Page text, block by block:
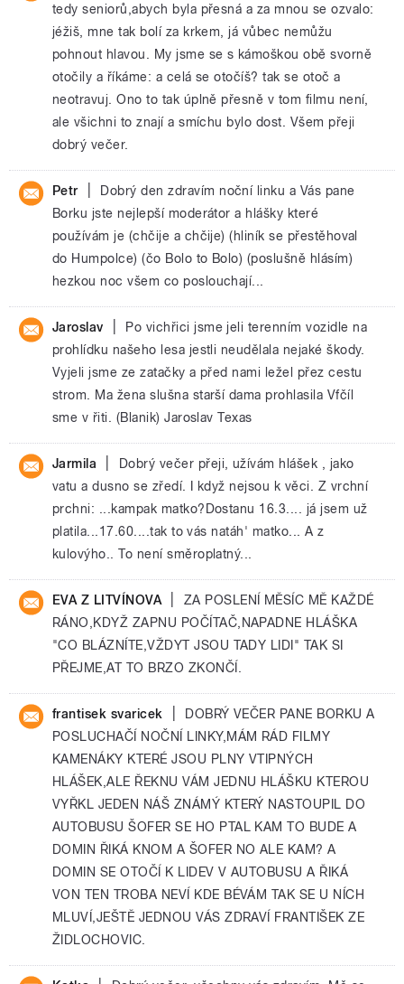
tedy seniorů,abych byla přesná a za mnou se ozvalo:
jéžiš, mne tak bolí za krkem, já vůbec nemůžu
pohnout hlavou. My jsme se s kámoškou obě svorně
otočily a říkáme: a celá se otočíš? tak se otoč a
neotravuj. Ono to tak úplně přesně v tom filmu není,
ale všichni to znají a smíchu bylo dost. Všem přeji
dobrý večer.
Petr
Dobrý den zdravím noční linku a Vás pane
Borku jste nejlepší moderátor a hlášky které
používám je (chčije a chčije) (hliník se přestěhoval
do Humpolce) (čo Bolo to Bolo) (poslušně hlásím)
hezkou noc všem co poslouchají...
Jaroslav
Po vichřici jsme jeli terenním vozidle na
prohlídku našeho lesa jestli neudělala nejaké škody.
Vyjeli jsme ze zatačky a před nami ležel přez cestu
strom. Ma žena slušna starší dama prohlasila Vfčíl
sme v řiti. (Blanik) Jaroslav Texas
Jarmila
Dobrý večer přeji, užívám hlášek , jako
vatu a dusno se zředí. I když nejsou k věci. Z vrchní
prchni: ...kampak matko?Dostanu 16.3.... já jsem už
platila...17.60....tak to vás natáh' matko... A z
kulovýho.. To není směroplatný...
EVA Z LITVÍNOVA
ZA POSLENÍ MĚSÍC MĚ KAŽDÉ
RÁNO,KDYŽ ZAPNU POČÍTAČ,NAPADNE HLÁŠKA
"CO BLÁZNÍTE,VŽDYT JSOU TADY LIDI" TAK SI
PŘEJME,AT TO BRZO ZKONČÍ.
frantisek svaricek
DOBRÝ VEČER PANE BORKU A
POSLUCHAČÍ NOČNÍ LINKY,MÁM RÁD FILMY
KAMENÁKY KTERÉ JSOU PLNY VTIPNÝCH
HLÁŠEK,ALE ŘEKNU VÁM JEDNU HLÁŠKU KTEROU
VYŘKL JEDEN NÁŠ ZNÁMÝ KTERÝ NASTOUPIL DO
AUTOBUSU ŠOFER SE HO PTAL KAM TO BUDE A
DOMIN ŘIKÁ KNOM A ŠOFER NO ALE KAM? A
DOMIN SE OTOČÍ K LIDEV V AUTOBUSU A ŘIKÁ
VON TEN TROBA NEVÍ KDE BÉVÁM TAK SE U NÍCH
MLUVÍ,JEŠTĚ JEDNOU VÁS ZDRAVÍ FRANTIŠEK ZE
ŽIDLOCHOVIC.